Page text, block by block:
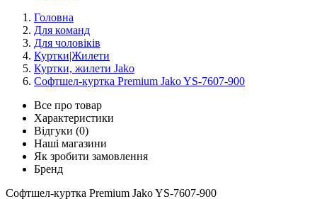
Головна
Для команд
Для чоловіків
Куртки|Жилети
Куртки, жилети Jako
Софтшел-куртка Premium Jako YS-7607-900
Все про товар
Характеристики
Відгуки (0)
Наші магазини
Як зробити замовлення
Бренд
Софтшел-куртка Premium Jako YS-7607-900